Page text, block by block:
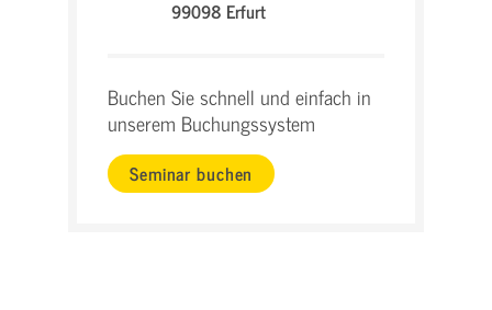
99098 Erfurt
Buchen Sie schnell und einfach in
unserem Buchungssystem
Seminar buchen